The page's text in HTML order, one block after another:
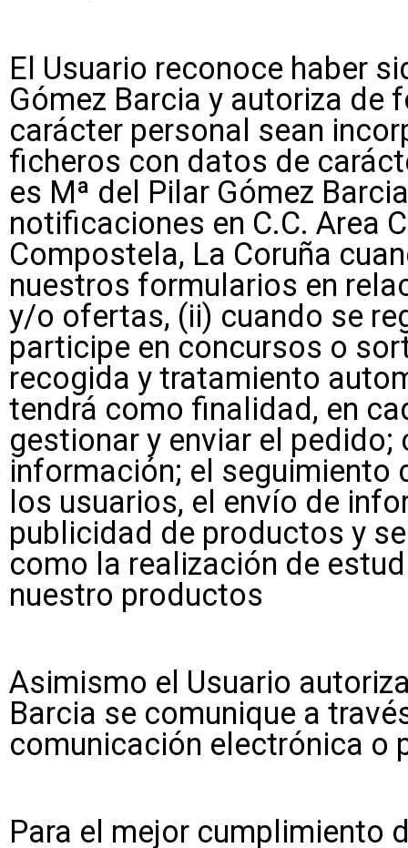
El Usuario reconoce haber
Gómez Barcia y autoriza de
carácter personal sean
ficheros con datos de
es Mª del Pilar Gómez
notificaciones en C.C. Area
Compostela, La Coruña
nuestros formularios en
y/o ofertas, (ii) cuando se
participe en concursos o
recogida y tratamiento
tendrá como finalidad, en
gestionar y enviar el
información; el
los usuarios, el envío de
publicidad de productos y
como la realización de
nuestro productos
Asimismo el Usuario
Barcia se comunique a
comunicación electrónica o
Para el mejor cumplimiento